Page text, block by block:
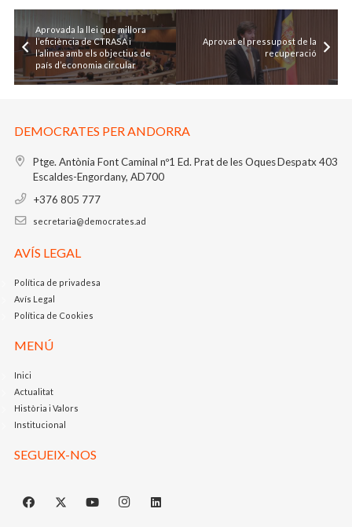
Aprovada la llei que millora
l’eficiència de CTRASA i
l’alinea amb els objectius de
país d’economia circular
Aprovat el pressupost de la
recuperació
DEMOCRATES PER ANDORRA
Ptge. Antònia Font Caminal nº1 Ed. Prat de les OquesDespatx 403
Escaldes-Engordany, AD700
+376 805 777
secretaria@democrates.ad
AVÍS LEGAL
Política de privadesa
Avís Legal
Política de Cookies
MENÚ
Inici
Actualitat
Història i Valors
Institucional
SEGUEIX-NOS